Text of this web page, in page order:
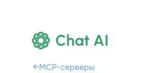
Chat AI
←MCP-серверы